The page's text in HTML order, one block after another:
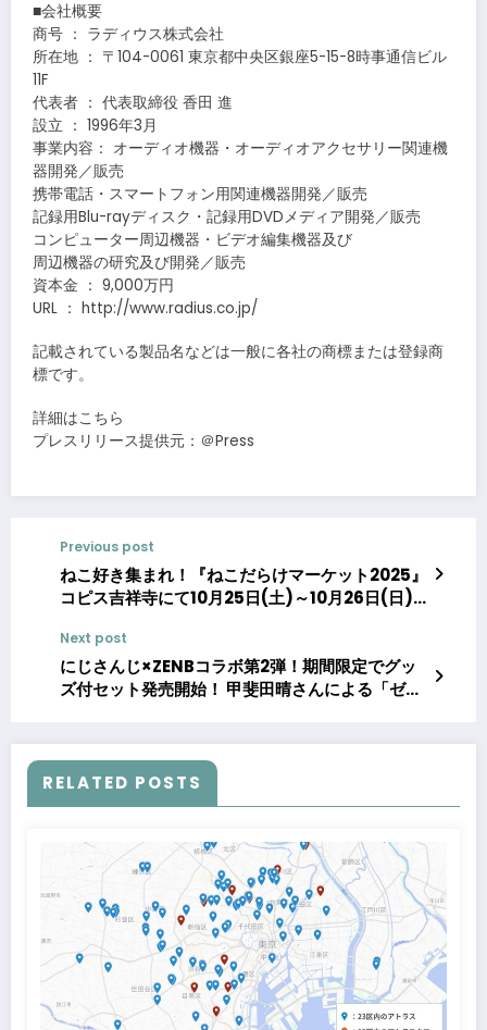
■会社概要
商号 ： ラディウス株式会社
所在地 ： 〒104-0061 東京都中央区銀座5-15-8時事通信ビル
11F
代表者 ： 代表取締役 香田 進
設立 ： 1996年3月
事業内容： オーディオ機器・オーディオアクセサリー関連機
器開発／販売
携帯電話・スマートフォン用関連機器開発／販売
記録用Blu-rayディスク・記録用DVDメディア開発／販売
コンピューター周辺機器・ビデオ編集機器及び
周辺機器の研究及び開発／販売
資本金 ： 9,000万円
URL ： http://www.radius.co.jp/
記載されている製品名などは一般に各社の商標または登録商
標です。
詳細はこちら
プレスリリース提供元：＠Press
Previous post
ねこ好き集まれ！『ねこだらけマーケット2025』
コピス吉祥寺にて10月25日(土)～10月26日(日)
Next post
にじさんじ×ZENBコラボ第2弾！期間限定でグッ
ズ付セット発売開始！ 甲斐田晴さんによる「ゼン
RELATED POSTS